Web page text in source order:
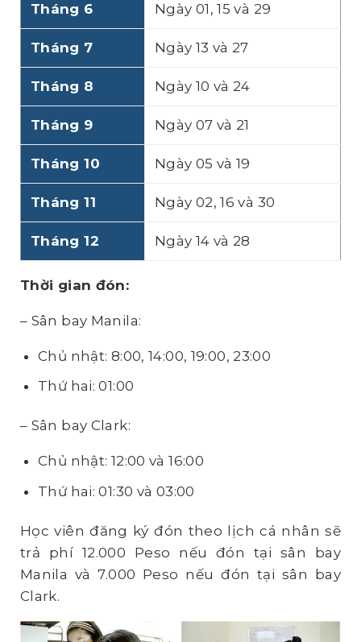
Tháng 6 Ngày 01, 15 và 29
Tháng 7 Ngày 13 và 27
Tháng 8 Ngày 10 và 24
Tháng 9 Ngày 07 và 21
Tháng 10 Ngày 05 và 19
Tháng 11 Ngày 02, 16 và 30
Tháng 12 Ngày 14 và 28
Thời gian đón:
– Sân bay Manila:
Chủ nhật: 8:00, 14:00, 19:00, 23:00
Thứ hai: 01:00
– Sân bay Clark:
Chủ nhật: 12:00 và 16:00
Thứ hai: 01:30 và 03:00
Học viên đăng ký đón theo lịch cá nhân sẽ
trả phí 12.000 Peso nếu đón tại sân bay
Manila và 7.000 Peso nếu đón tại sân bay
Clark.